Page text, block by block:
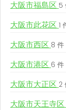
大阪市福島区 5
大阪市此花区 1
大阪市西区 8 件
大阪市港区 6 件
大阪市大正区 2
大阪市天王寺区